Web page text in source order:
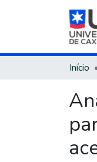
Início